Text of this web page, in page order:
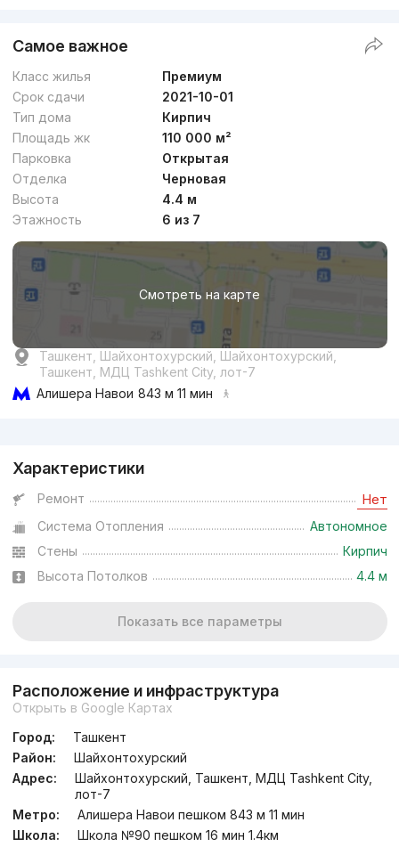
Самое важное
Класс жилья
Премиум
Срок сдачи
2021-10-01
Тип дома
Кирпич
Площадь жк
110 000 м²
Парковка
Открытая
Отделка
Черновая
Высота
4.4 м
Этажность
6 из 7
Смотреть на карте
Ташкент, Шайхонтохурский, Шайхонтохурский,
Ташкент, МДЦ Tashkent City, лот-7
Алишера Навои 843 м 11 мин
Характеристики
Ремонт Нет
Система Отопления
Автономное
Стены
Кирпич
Высота Потолков
4.4 м
Показать все параметры
Расположение и инфраструктура
Открыть в Google Картах
Город:
Ташкент
Район:
Шайхонтохурский
Адрес:
Шайхонтохурский, Ташкент, МДЦ Tashkent City,
лот-7
Метро:
Алишера Навои пешком 843 м 11 мин
Школа:
Школа №90 пешком 16 мин 1.4км